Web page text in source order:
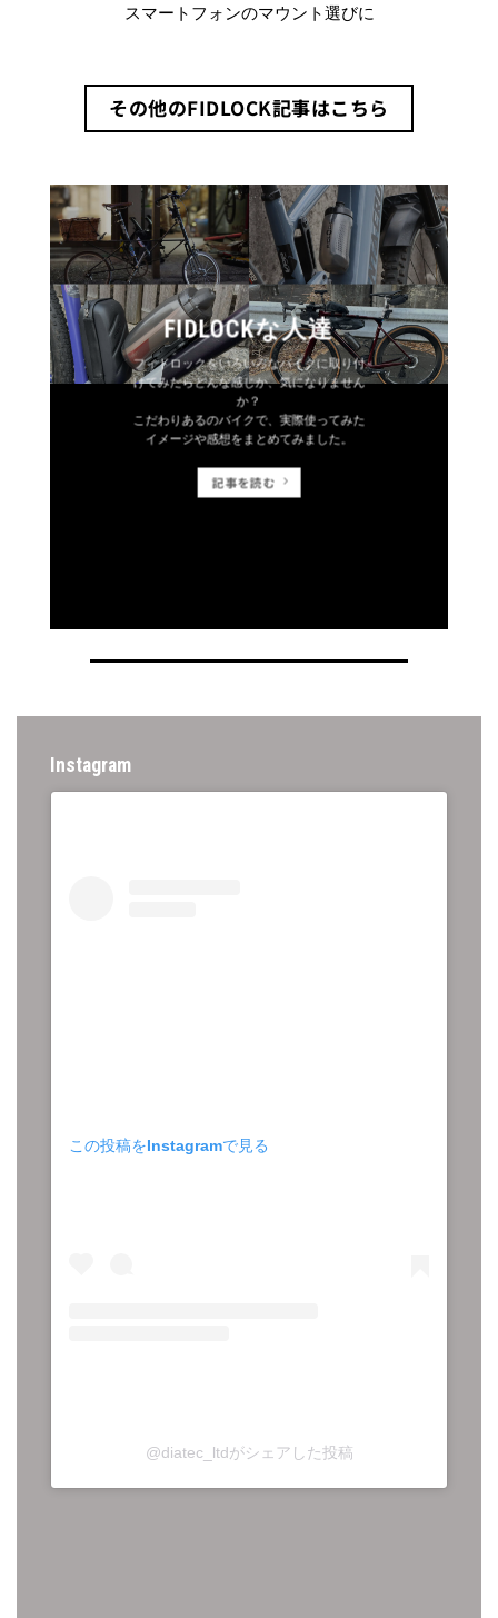
スマートフォンのマウント選びに
その他のFIDLOCK記事はこちら
FIDLOCKな人達
フィドロックをいろいろなバイクに取り付
けてみたらどんな感じか、気になりません
か？
こだわりあるのバイクで、実際使ってみた
イメージや感想をまとめてみました。
記事を読む
Instagram
この投稿をInstagramで見る
@diatec_ltdがシェアした投稿